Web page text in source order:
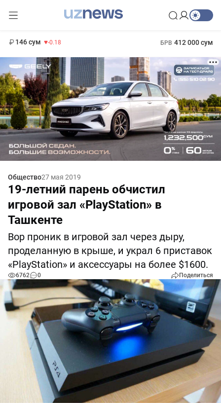
146 сум -0.18 БРВ 412 000 сум
Общество27 мая 2019
19-летний парень обчистил
игровой зал «PlayStation» в
Ташкенте
Вор проник в игровой зал через дыру,
проделанную в крыше, и украл 6 приставок
«PlayStation» и аксессуары на более $1600.
6762 0 Поделиться